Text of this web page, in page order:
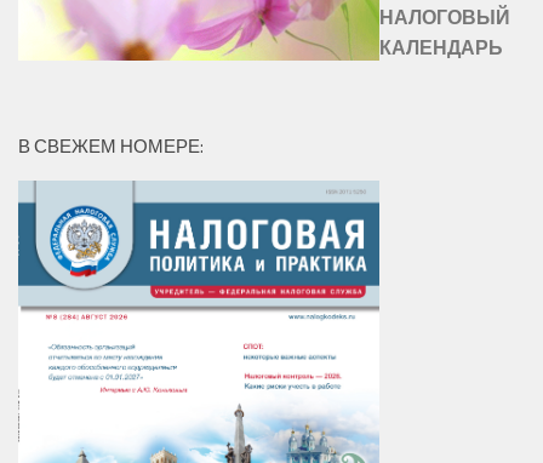
НАЛОГОВЫЙ
КАЛЕНДАРЬ
В СВЕЖЕМ НОМЕРЕ: